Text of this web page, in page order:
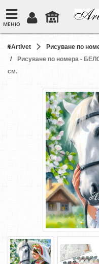
МЕНЮ
ArtIvet Рисуване по
Рисуване по номера -
см.